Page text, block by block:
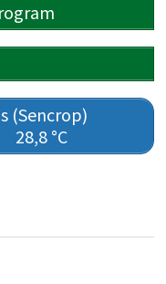
(Sencrop)
28,8 °C